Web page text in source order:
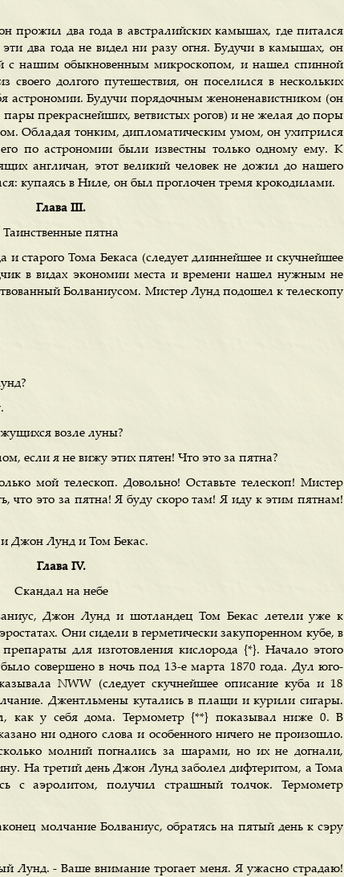
прожил два года в австралийских камышах, где питался
два года не видел ни разу огня. Будучи в камышах, он
с нашим обыкновенным микроскопом, и нашел спинной
долгого путешествия, он поселился в нескольких
астрономии. Будучи порядочным женоненавистником (он
прекраснейших, ветвистых рогов) и не желая до поры
Обладая тонким, дипломатическим умом, он ухитрился
по астрономии были известны только одному ему. К
англичан, этот великий человек не дожил до нашего
купаясь в Ниле, он был проглочен тремя крокодилами.
Глава III.
Таинственные пятна
и старого Тома Бекаса (следует длиннейшее и скучнейшее
в видах экономии места и времени нашел нужным не
Болваниусом. Мистер Лунд подошел к телескопу
возле луны?
если я не вижу этих пятен! Что это за пятна?
мой телескоп. Довольно! Оставьте телескоп! Мистер
что это за пятна! Я буду скоро там! Я иду к этим пятнам!
Джон Лунд и Том Бекас.
Глава IV.
Скандал на небе
Джон Лунд и шотландец Том Бекас летели уже к
Они сидели в герметически закупоренном кубе, в
для изготовления кислорода {*}. Начало этого
было совершено в ночь под 13-е марта 1870 года. Дул юго-
NWW (следует скучнейшее описание куба и 18
Джентльмены кутались в плащи и курили сигары.
как у себя дома. Термометр {**} показывал ниже 0. В
ни одного слова и особенного ничего не произошло.
молний погнались за шарами, но их не догнали,
На третий день Джон Лунд заболел дифтеритом, а Тома
с аэролитом, получил страшный толчок. Термометр
молчание Болваниус, обратясь на пятый день к сэру
Лунд. - Ваше внимание трогает меня. Я ужасно страдаю!